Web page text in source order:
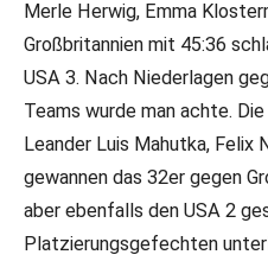
Merle Herwig, Emma
Großbritannien mit 45:36
USA 3. Nach Niederlagen
Teams wurde man achte.
Leander Luis Mahutka, Felix
gewannen das 32er gegen
aber ebenfalls den USA 2
Platzierungsgefechten